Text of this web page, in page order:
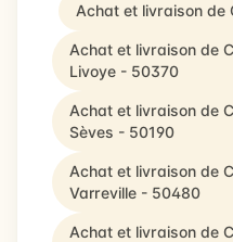
Achat et livraison de
Achat et livraison de
Livoye - 50370
Achat et livraison de
Sèves - 50190
Achat et livraison de
Varreville - 50480
Achat et livraison de